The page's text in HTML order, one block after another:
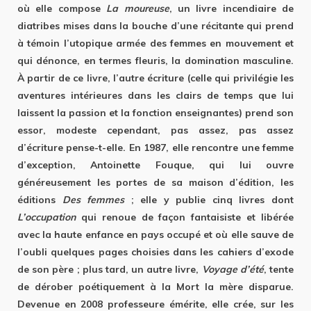
où elle compose La moureuse, un livre incendiaire de
diatribes mises dans la bouche d’une récitante qui prend
à témoin l’utopique armée des femmes en mouvement et
qui dénonce, en termes fleuris, la domination masculine.
À partir de ce livre, l’autre écriture (celle qui privilégie les
aventures intérieures dans les clairs de temps que lui
laissent la passion et la fonction enseignantes) prend son
essor, modeste cependant, pas assez, pas assez
d’écriture pense-t-elle. En 1987, elle rencontre une femme
d’exception, Antoinette Fouque, qui lui ouvre
généreusement les portes de sa maison d’édition, les
éditions Des femmes ; elle y publie cinq livres dont
L’occupationqui renoue de façon fantaisiste et libérée
avec la haute enfance en pays occupé et où elle sauve de
l’oubli quelques pages choisies dans les cahiers d’exode
de son père ; plus tard, un autre livre, Voyage d’été, tente
de dérober poétiquement à la Mort la mère disparue.
Devenue en 2008 professeure émérite, elle crée, sur les